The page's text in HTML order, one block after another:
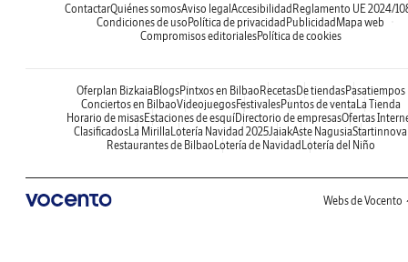
ContactarQuiénes somosAviso legalAccesibilidadReglamento UE 2024/
Condiciones de usoPolítica de privacidadPublicidadMapa web
Compromisos editorialesPolítica de cookies
Oferplan BizkaiaBlogsPintxos en BilbaoRecetasDe tiendasPasatiempos
Conciertos en BilbaoVideojuegosFestivalesPuntos de ventaLa Tienda
Horario de misasEstaciones de esquíDirectorio de empresasOfertas
ClasificadosLa MirillaLotería Navidad 2025JaiakAste NagusiaStartinnova
Restaurantes de BilbaoLotería de NavidadLotería del Niño
Webs de Vocento